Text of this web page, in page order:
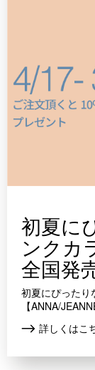
初夏に
ンクカ
全国発
初夏にぴったり
【ANNA/
詳しくはこ